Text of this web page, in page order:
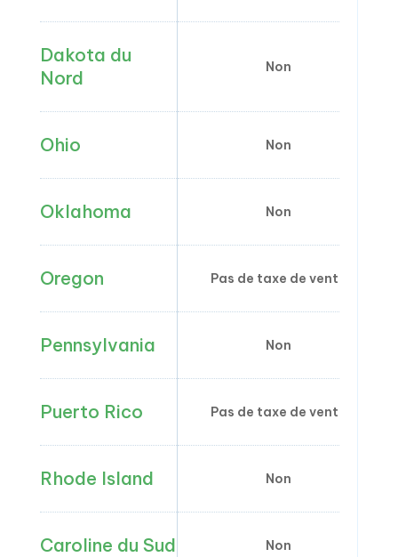
Dakota du
Nord
Non
Ohio Non
Oklahoma Non
Oregon Pas de taxe de vente
Pennsylvania Non
Puerto Rico Pas de taxe de vente
Rhode Island Non
Caroline du Sud Non